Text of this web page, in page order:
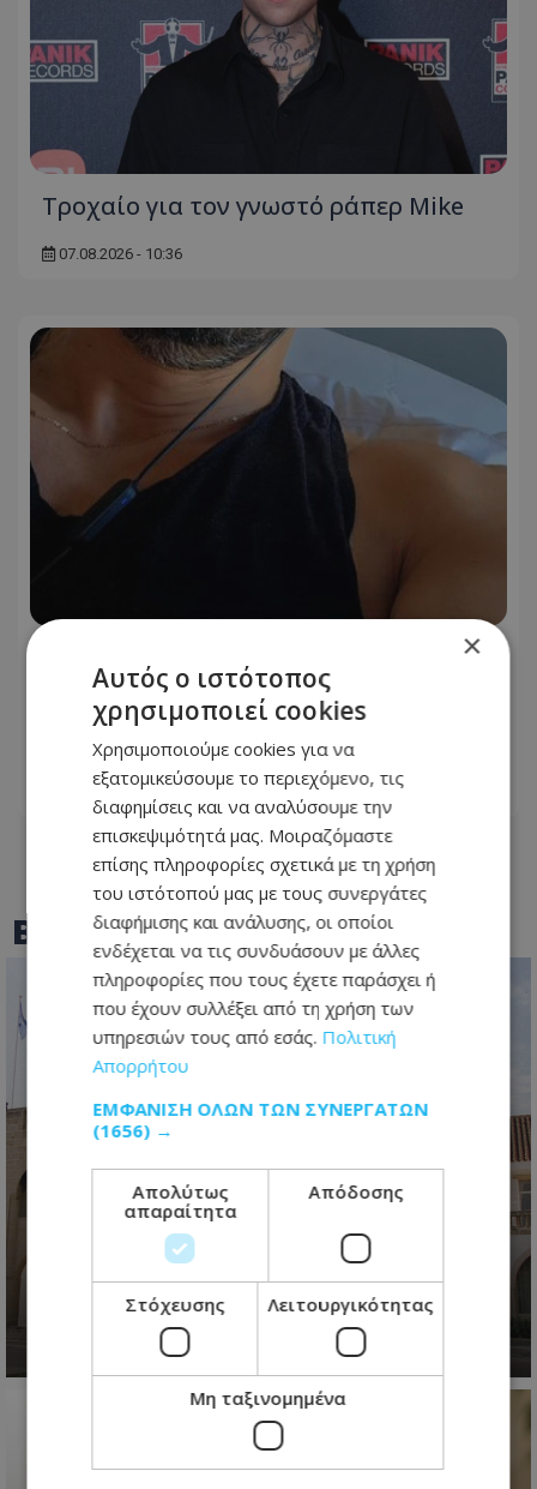
Τροχαίο για τον γνωστό ράπερ Mike
07.08.2026 - 10:36
Έλληνας ηθοποιός δίνει μάχη με τον
καρκίνο - «Πάμε για νέα θεραπεία» - Η
φωτογραφία που ανέβασε από το
νοσοκομείο
06.08.2026 - 21:08
BEST OFTOTHEMAONLINE
«Φωτιά» στους διορισμούς των
ημικρατικών – Η ανάκληση
διορισμού, το ασυμβίβαστο και οι
εξηγήσεις
08.08.2026 - 07:52
×
Αυτός ο ιστότοπος
χρησιμοποιεί cookies
Χρησιμοποιούμε cookies για να
εξατομικεύσουμε το περιεχόμενο, τις
διαφημίσεις και να αναλύσουμε την
επισκεψιμότητά μας. Μοιραζόμαστε
επίσης πληροφορίες σχετικά με τη χρήση
του ιστότοπού μας με τους συνεργάτες
διαφήμισης και ανάλυσης, οι οποίοι
ενδέχεται να τις συνδυάσουν με άλλες
πληροφορίες που τους έχετε παράσχει ή
που έχουν συλλέξει από τη χρήση των
υπηρεσιών τους από εσάς. Πολιτική
Απορρήτου
ΕΜΦΆΝΙΣΗ ΌΛΩΝ ΤΩΝ ΣΥΝΕΡΓΑΤΏΝ
(1656) →
Απολύτως
απαραίτητα
Απόδοσης
Στόχευσης Λειτουργικότητας
Μη ταξινομημένα